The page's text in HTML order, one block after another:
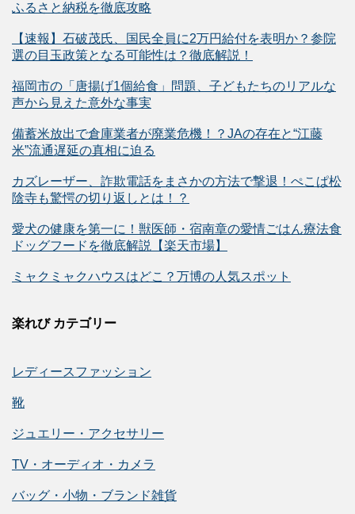
ふるさと納税を徹底攻略
【速報】石破茂氏、国民全員に2万円給付を表明か？参院
選の目玉政策となる可能性は？徹底解説！
福岡市の「唐揚げ1個給食」問題、子どもたちのリアルな
声から見えた意外な事実
備蓄米放出で倉庫業者が廃業危機！？JAの存在と“江藤
米”流通遅延の真相に迫る
カズレーザー、詐欺電話をまさかの方法で撃退！ぺこぱ松
陰寺も驚愕の切り返しとは！？
愛犬の健康を第一に！獣医師・宿南章の愛情ごはん療法食
ドッグフードを徹底解説【楽天市場】
ミャクミャクハウスはどこ？万博の人気スポット
楽れび カテゴリー
レディースファッション
靴
ジュエリー・アクセサリー
TV・オーディオ・カメラ
バッグ・小物・ブランド雑貨